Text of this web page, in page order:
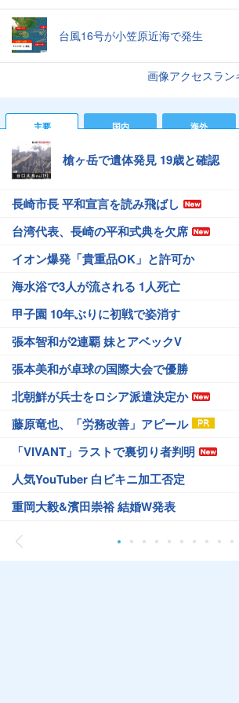
台風16号が小笠原近海で発生
画像アクセスラン
主要 国内 海外
槍ヶ岳で遺体発見 19歳と確認
長崎市長 平和宣言を読み飛ばし
台湾代表、長崎の平和式典を欠席
イオン爆発「貴重品OK」と許可か
海水浴で3人が流される 1人死亡
甲子園 10年ぶりに初戦で姿消す
張本智和が2連覇 妹とアベックV
張本美和が卓球の国際大会で優勝
北朝鮮が兵士をロシア派遣決定か
藤原竜也、「労務改善」アピール
「VIVANT」ラストで裏切り者判明
人気YouTuber 白ビキニ加工否定
重岡大毅&濱田崇裕 結婚W発表